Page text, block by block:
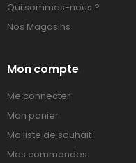
Qui sommes-nous ?
Nos Magasins
Mon compte
Me connecter
Mon panier
Ma liste de souhait
Mes commandes